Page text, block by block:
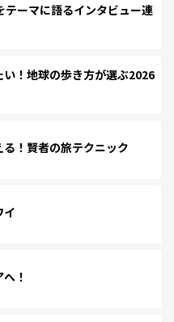
ーマに語るインタビュー連
！地球の歩き方が選ぶ2026
！賢者の旅テクニック
イ
！